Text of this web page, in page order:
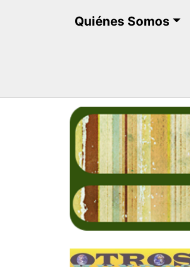
Quiénes Somos